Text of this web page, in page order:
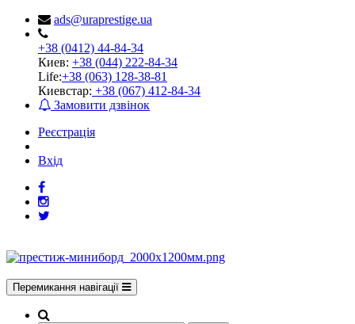
ads@uraprestige.ua
+38 (0412) 44-84-34
Киев: +38 (044) 222-84-34
Life:+38 (063) 128-38-81
Киевстар: +38 (067) 412-84-34
Замовити дзвінок
Реєстрація
Вхід
Перемикання навігації